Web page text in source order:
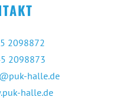
2098872
2098873
halle.de
halle.de